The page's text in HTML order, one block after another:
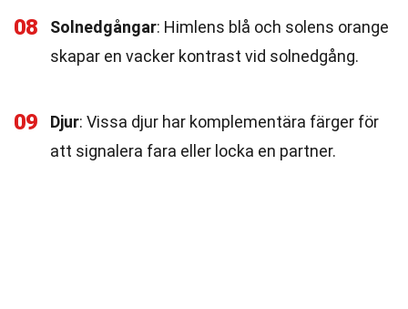
08 Solnedgångar: Himlens blå och solens orange
skapar en vacker kontrast vid solnedgång.
09 Djur: Vissa djur har komplementära färger för
att signalera fara eller locka en partner.